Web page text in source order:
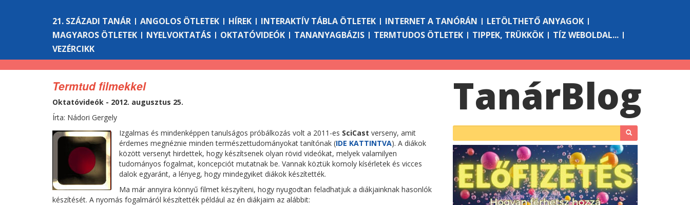
21. SZÁZADI TANÁR ANGOLOS ÖTLETEK HÍREK INTERAKTÍV TÁBLA ÖTLETEK INTERNET A TANÓRÁN
LETÖLTHETŐ ANYAGOK
MAGYAROS ÖTLETEK
NYELVOKTATÁS OKTATÓVIDEÓK TANANYAGBÁZIS TERMTUDOS ÖTLETEK TIPPEK, TRÜKKÖK
TÍZ WEBOLDAL...
VEZÉRCIKK
Termtud filmekkel
Oktatóvideók - 2012. augusztus 25.
Írta: Nádori Gergely
Izgalmas és mindenképpen tanulságos próbálkozás volt a 2011-es SciCast verseny, amit
érdemes megnéznie minden természettudományokat tanítónak (IDE KATTINTVA). A diákok
között versenyt hirdettek, hogy készítsenek olyan rövid videókat, melyek valamilyen
tudományos fogalmat, koncepciót mutatnak be. Vannak köztük komoly kísérletek és vicces
dalok egyaránt, a lényeg, hogy mindegyiket diákok készítették.
Ma már annyira könnyű filmet készyíteni, hogy nyugodtan feladhatjuk a diákjainknak hasonlók
készítését. A nyomás fogalmáról készítették például az én diákjaim az alábbit:
TanárBlog